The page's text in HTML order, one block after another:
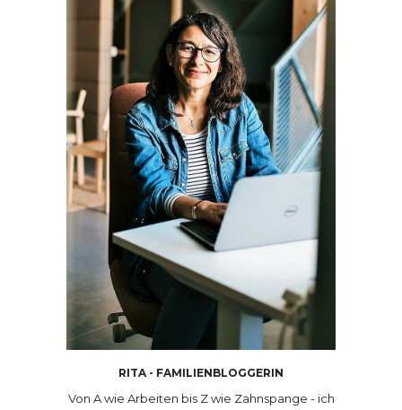
RITA - FAMILIENBLOGGERIN
Von A wie Arbeiten bis Z wie Zahnspange - ich